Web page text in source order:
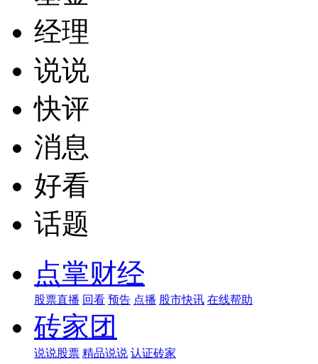
经理
说说
快评
消息
好看
话题
点掌财经
股票直播 回看 预告 点播 股市快讯 在线帮助
砖家团
说说股票 精品说说 认证砖家